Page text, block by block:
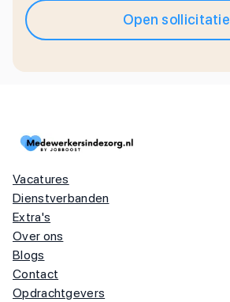
Open sollicitatie
Vacatures
Dienstverbanden
Extra's
Over ons
Blogs
Contact
Opdrachtgevers